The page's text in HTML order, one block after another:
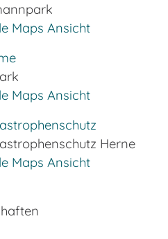
Maps Ansicht
Maps Ansicht
Herne
Maps Ansicht